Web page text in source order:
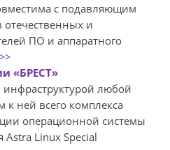
с подавляющим
и
ПО и аппаратного
>>
«БРЕСТ»
любой
ней всего комплекса
операционной системы
Astra Linux Special